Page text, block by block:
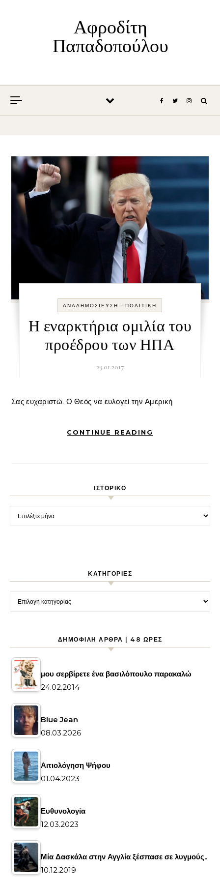
Αφροδίτη
Παπαδοπούλου
ΑΝΑΔΗΜΟΣΊΕΥΣΗ -ΠΟΛΙΤΙΚΉ
Η εναρκτήρια ομιλία του
προέδρου των ΗΠΑ
23.01.2017
Σας ευχαριστώ. Ο Θεός να ευλογεί την Αμερική
CONTINUE READING
ΙΣΤΟΡΙΚΌ
KΑΤΗΓΟΡΊΕΣ
ΔΗΜΟΦΙΛΉ ΆΡΘΡΑ | 48 ΏΡΕΣ
μου σερβίρετε ένα βασιλόπουλο παρακαλώ
24.02.2014
Blue Jean
08.03.2026
Αιτιολόγηση Ψήφου
01.04.2023
Ευθυνολογία
12.03.2023
Μία Δασκάλα στην Αγγλία ξέσπασε σε λυγμούς..
10.12.2019